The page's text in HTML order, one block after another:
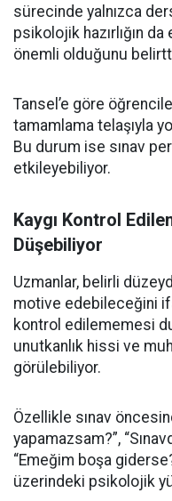
sürecinde yalnızca
psikolojik hazırlığın
önemli olduğunu
Tansel’e göre
tamamlama telaşıyla
Bu durum ise sınav
etkileyebiliyor.
Kaygı Kontrol
Düşebiliyor
Uzmanlar, belirli
motive edebileceğini
kontrol edilememesi
unutkanlık hissi ve
görülebiliyor.
Özellikle sınav
yapamazsam?”,
“Emeğim boşa
üzerindeki psikolojik